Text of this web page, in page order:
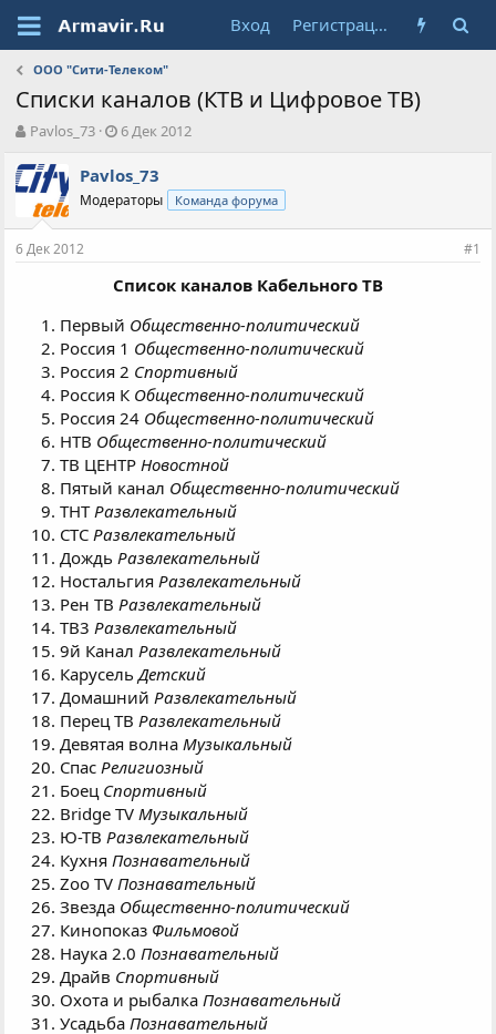
Вход Регистрация
ООО "Сити-Телеком"
Списки каналов (КТВ и Цифровое ТВ)
А
т
о
р
т
е
Pavlos_73
Д
т
н
а
л
6 Дек 2012
Pavlos_73
Модераторы Команда форума
6 Дек 2012 #1
Список каналов Кабельного ТВ
Первый Общественно-политический
Россия 1 Общественно-политический
Россия 2 Спортивный
Россия К Общественно-политический
Россия 24 Общественно-политический
НТВ Общественно-политический
ТВ ЦЕНТРНовостной
Пятый канал Общественно-политический
ТНТРазвлекательный
СТСРазвлекательный
ДождьРазвлекательный
НостальгияРазвлекательный
Рен ТВРазвлекательный
ТВ3Развлекательный
9й КаналРазвлекательный
КарусельДетский
ДомашнийРазвлекательный
Перец ТВРазвлекательный
Девятая волнаМузыкальный
СпасРелигиозный
Боец Спортивный
Bridge TVМузыкальный
Ю-ТВРазвлекательный
КухняПознавательный
Zoo TVПознавательный
Звезда Общественно-политический
Кинопоказ Фильмовой
Наука 2.0Познавательный
Драйв Спортивный
Охота и рыбалкаПознавательный
УсадьбаПознавательный